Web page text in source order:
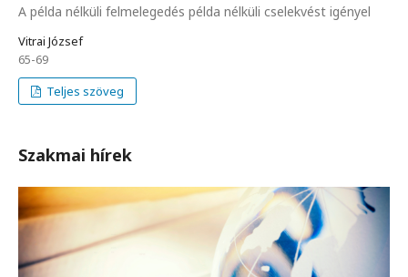
A példa nélküli felmelegedés példa nélküli cselekvést igényel
Vitrai József
65-69
Teljes szöveg
Szakmai hírek